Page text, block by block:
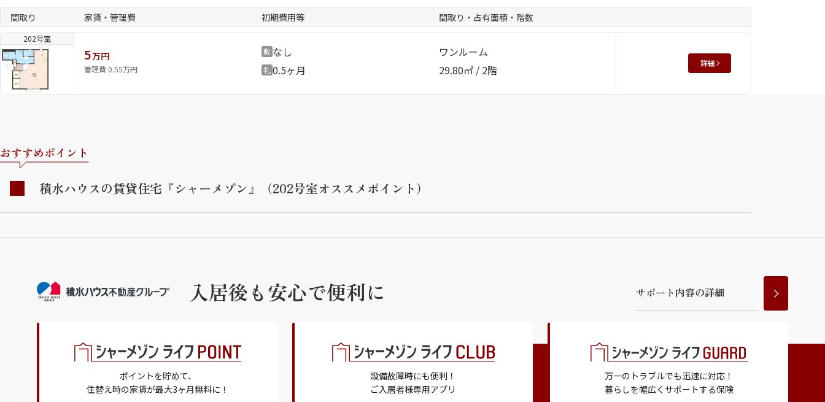
間取り 家賃・管理費 初期費用等 間取り・占有面積・階数
202号室
5万円
管理費 0.55万円
敷なし
礼0.5ヶ月
ワンルーム
29.80㎡ / 2階
詳細
おすすめポイント
積水ハウスの賃貸住宅『シャーメゾン』（202号室オススメポイント）
入居後も安心で便利に サポー ト内容の詳細
ポイントを貯めて、
住替え時の家賃が最大3ヶ月無料に！
設備故障時にも便利！
ご入居者様専用アプリ
万一のトラブルでも迅速に対応！
暮らしを幅広くサポートする保険